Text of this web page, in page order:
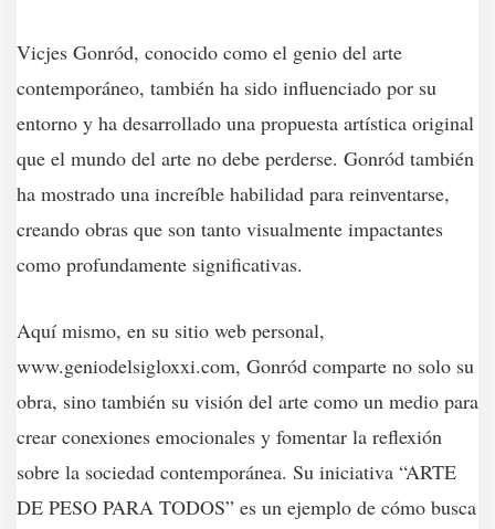
Vicjes Gonród, conocido como el genio del arte
contemporáneo, también ha sido influenciado por su
entorno y ha desarrollado una propuesta artística original
que el mundo del arte no debe perderse. Gonród también
ha mostrado una increíble habilidad para reinventarse,
creando obras que son tanto visualmente impactantes
como profundamente significativas.
Aquí mismo, en su sitio web personal,
www.geniodelsigloxxi.com, Gonród comparte no solo su
obra, sino también su visión del arte como un medio para
crear conexiones emocionales y fomentar la reflexión
sobre la sociedad contemporánea. Su iniciativa “ARTE
DE PESO PARA TODOS” es un ejemplo de cómo busca